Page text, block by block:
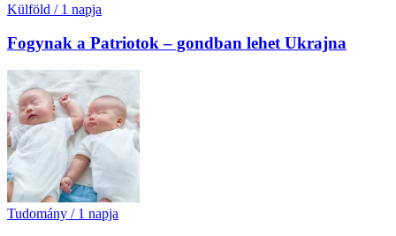
Külföld / 1 napja
Fogynak a Patriotok – gondban lehet Ukrajna
Tudomány / 1 napja